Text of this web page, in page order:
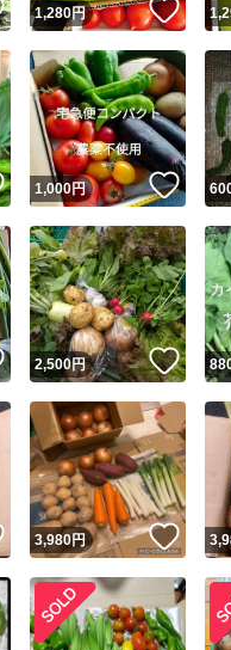
スピード発送 こ
安心発送 こ
いいね！
1,280円 いい
いいね！
1,000円 いい
いいね！
2,500円 いい
いいね！
3,980円 いい